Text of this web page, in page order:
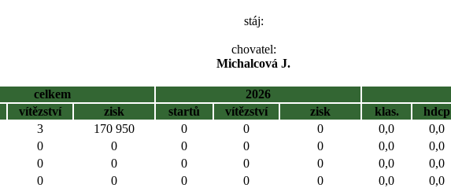
stáj:
chovatel:
Michalcová J.
celkem
2026
vítězství zisk startů vítězství zisk klas.
hdcp
3 170 950 0 0 0 0,0
0,0
0 0 0 0 0 0,0
0,0
0 0 0 0 0 0,0
0,0
0 0 0 0 0 0,0
0,0